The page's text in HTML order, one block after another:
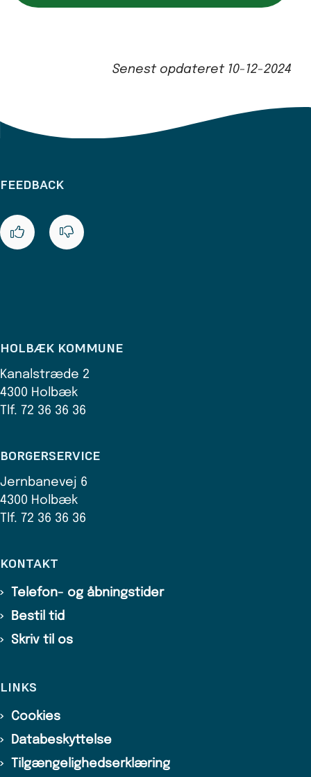
Senest opdateret 10-12-2024
FEEDBACK
HOLBÆK KOMMUNE
Kanalstræde 2
4300 Holbæk
Tlf. 72 36 36 36
BORGERSERVICE
Jernbanevej 6
4300 Holbæk
Tlf. 72 36 36 36
KONTAKT
Telefon- og åbningstider
Bestil tid
Skriv til os
LINKS
Cookies
Databeskyttelse
Tilgængelighedserklæring